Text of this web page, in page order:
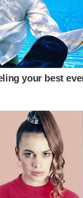
എനിക്ക്
എഐഎഡിഎംകെ
ജയലളിത
വിളിച്ച്
പറഞ്ഞു,
എന്ന്